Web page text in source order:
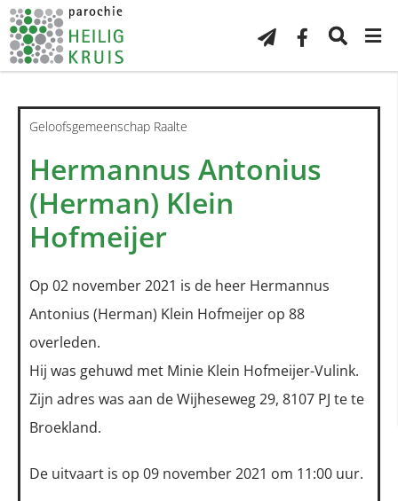
Geloofsgemeenschap Raalte
Hermannus Antonius
(Herman) Klein
Hofmeijer
Op 02 november 2021 is de heer Hermannus
Antonius (Herman) Klein Hofmeijer op 88
overleden.
Hij was gehuwd met Minie Klein Hofmeijer-Vulink.
Zijn adres was aan de Wijheseweg 29, 8107 PJ te te
Broekland.
De uitvaart is op 09 november 2021 om 11:00 uur.